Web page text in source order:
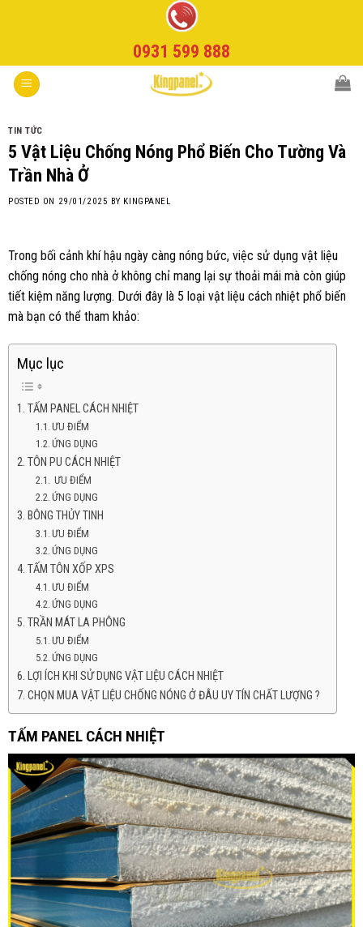
0931 599 888
TIN TỨC
5 Vật Liệu Chống Nóng Phổ Biến Cho Tường Và
Trần Nhà Ở
POSTED ON 29/01/2025 BY KINGPANEL
Trong bối cảnh khí hậu ngày càng nóng bức, việc sử dụng vật liệu
chống nóng cho nhà ở không chỉ mang lại sự thoải mái mà còn giúp
tiết kiệm năng lượng. Dưới đây là 5 loại vật liệu cách nhiệt phổ biến
mà bạn có thể tham khảo:
Mục lục
TẤM PANEL CÁCH NHIỆT
ƯU ĐIỂM
ỨNG DỤNG
TÔN PU CÁCH NHIỆT
ƯU ĐIỂM
ỨNG DỤNG
BÔNG THỦY TINH
ƯU ĐIỂM
ỨNG DỤNG
TẤM TÔN XỐP XPS
ƯU ĐIỂM
ỨNG DỤNG
TRẦN MÁT LA PHÔNG
ƯU ĐIỂM
ỨNG DỤNG
LỢI ÍCH KHI SỬ DỤNG VẬT LIỆU CÁCH NHIỆT
CHỌN MUA VẬT LIỆU CHỐNG NÓNG Ở ĐÂU UY TÍN CHẤT LƯỢNG ?
TẤM PANEL CÁCH NHIỆT